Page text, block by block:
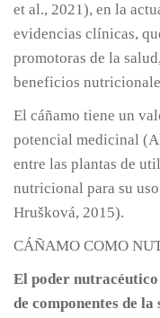
et al., 2021), en la
evidencias clínicas,
promotoras de la
beneficios
El cáñamo tiene un
potencial medicinal
entre las plantas de
nutricional para su
Hrušková, 2015).
CÁÑAMO COMO
El poder nutracéutico
de componentes de